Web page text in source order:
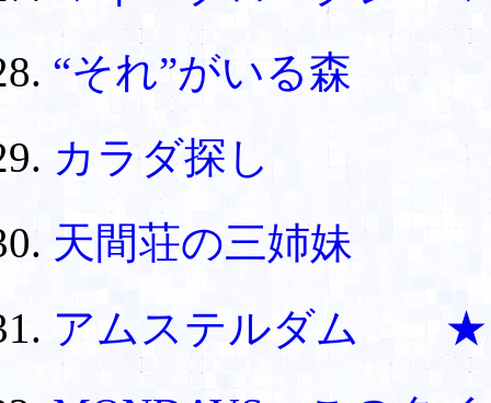
“それ”がいる森
カラダ探し
天間荘の三姉妹
アムステルダム ★